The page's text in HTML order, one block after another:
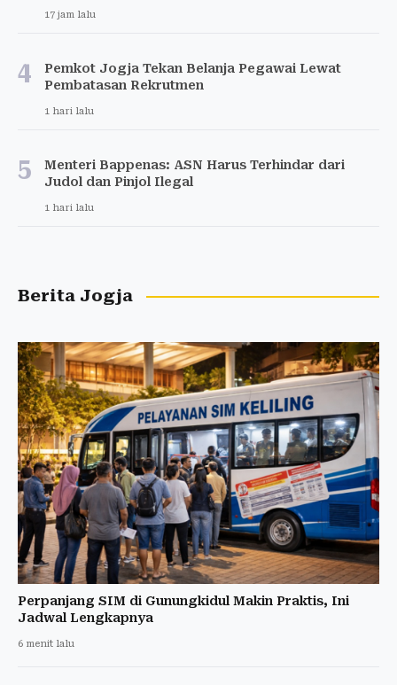
17 jam lalu
4
Pemkot Jogja Tekan Belanja Pegawai Lewat
Pembatasan Rekrutmen
1 hari lalu
5
Menteri Bappenas: ASN Harus Terhindar dari
Judol dan Pinjol Ilegal
1 hari lalu
Berita Jogja
Perpanjang SIM di Gunungkidul Makin Praktis, Ini
Jadwal Lengkapnya
6 menit lalu